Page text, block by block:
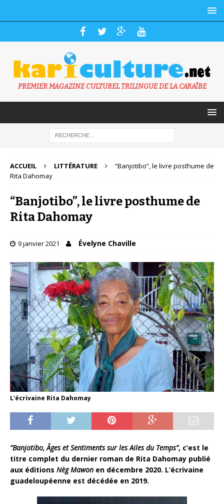
PREMIER MAGAZINE CULTUREL TRILINGUE DE LA CARAÏBE
ACCUEIL LITTÉRATURE
“Banjotibo”, le livre posthume de
Rita Dahomay
“Banjotibo”, le livre posthume de
Rita Dahomay
9 janvier 2021 Évelyne Chaville
L'écrivaine Rita Dahomay
“Banjotibo, Âges et Sentiments sur les Ailes du Temps”, c’est le
titre complet du dernier roman de Rita Dahomay publié
aux éditions Nèg Mawon en décembre 2020. L’écrivaine
guadeloupéenne est décédée en 2019.